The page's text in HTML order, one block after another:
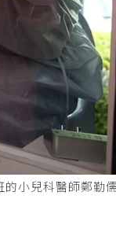
的小兒科醫師鄭勤